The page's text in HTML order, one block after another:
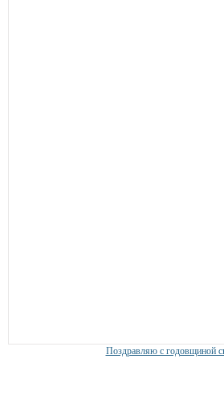
Поздравляю с годовщиной